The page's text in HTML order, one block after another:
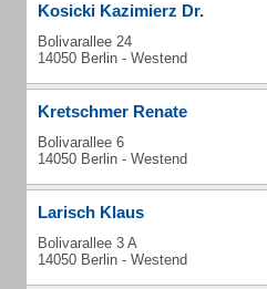
Kosicki Kazimierz Dr.
Bolivarallee 24
14050 Berlin - Westend
Kretschmer Renate
Bolivarallee 6
14050 Berlin - Westend
Larisch Klaus
Bolivarallee 3 A
14050 Berlin - Westend